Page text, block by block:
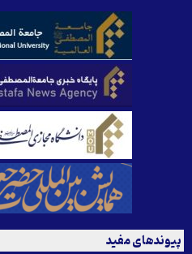
پیوندهای مفید